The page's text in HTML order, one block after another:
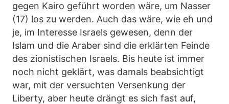
gegen Kairo geführt worden wäre, um Nasser
(17) los zu werden. Auch das wäre, wie eh und
je, im Interesse Israels gewesen, denn der
Islam und die Araber sind die erklärten Feinde
des zionistischen Israels. Bis heute ist immer
noch nicht geklärt, was damals beabsichtigt
war, mit der versuchten Versenkung der
Liberty, aber heute drängt es sich fast auf,